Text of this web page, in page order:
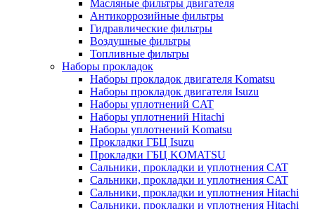
Масляные фильтры двигателя
Антикоррозийные фильтры
Гидравлические фильтры
Воздушные фильтры
Топливные фильтры
Наборы прокладок
Наборы прокладок двигателя Komatsu
Наборы прокладок двигателя Isuzu
Наборы уплотнений CAT
Наборы уплотнений Hitachi
Наборы уплотнений Komatsu
Прокладки ГБЦ Isuzu
Прокладки ГБЦ KOMATSU
Сальники, прокладки и уплотнения CAT
Сальники, прокладки и уплотнения CAT
Сальники, прокладки и уплотнения Hitachi
Сальники, прокладки и уплотнения Hitachi